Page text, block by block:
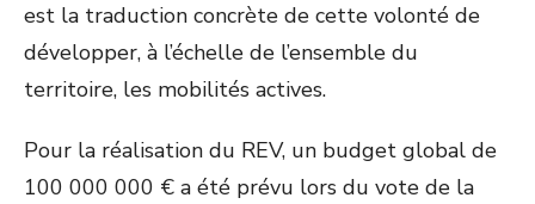
est la traduction concrète de cette volonté de
développer, à l’échelle de l’ensemble du
territoire, les mobilités actives.
Pour la réalisation du REV, un budget global de
100 000 000 € a été prévu lors du vote de la